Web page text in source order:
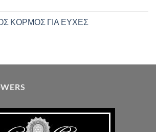
ΚΟΡΜΟΣ ΓΙΑ ΕΥΧΕΣ